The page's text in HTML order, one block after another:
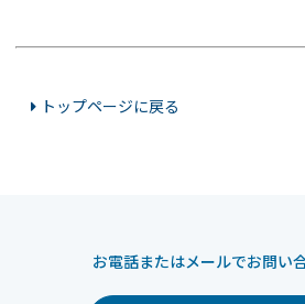
トップページに戻る
お電話またはメールでお問い